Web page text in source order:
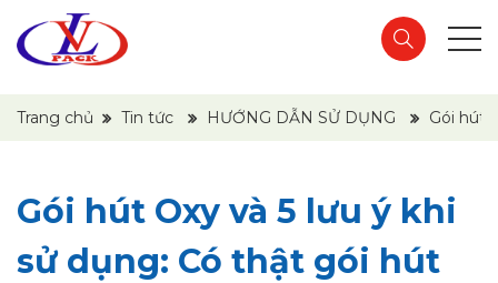
Trang chủ Tin tức HƯỚNG DẪN SỬ DỤNG Gói hút
Gói hút Oxy và 5 lưu ý khi
sử dụng: Có thật gói hút